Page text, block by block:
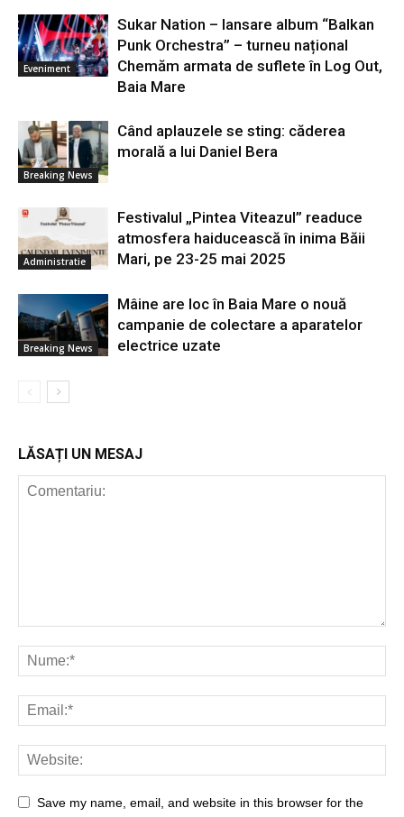
Eveniment
Sukar Nation – lansare album “Balkan
Punk Orchestra” – turneu național
Chemăm armata de suflete în Log Out,
Baia Mare
Breaking News
Când aplauzele se sting: căderea
morală a lui Daniel Bera
Administratie
Festivalul „Pintea Viteazul” readuce
atmosfera haiducească în inima Băii
Mari, pe 23-25 mai 2025
Breaking News
Mâine are loc în Baia Mare o nouă
campanie de colectare a aparatelor
electrice uzate
LĂSAȚI UN MESAJ
Save my name, email, and website in this browser for the